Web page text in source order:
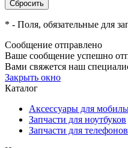
* - Поля, обязательные для
Сообщение отправлено
Ваше сообщение успешно
Вами свяжется наш
Закрыть окно
Каталог
Аксессуары для
Запчасти для ноутбуков
Запчасти для